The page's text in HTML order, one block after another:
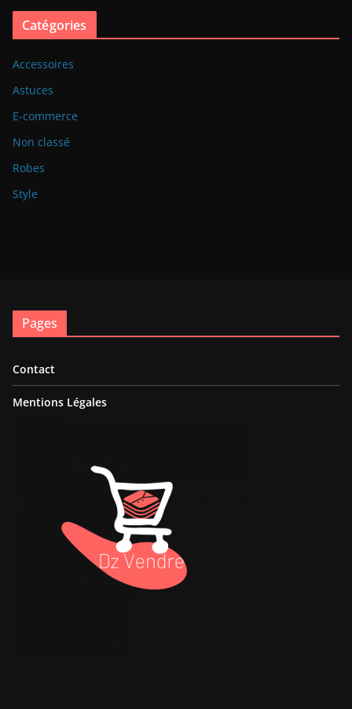
Catégories
Accessoires
Astuces
E-commerce
Non classé
Robes
Style
Pages
Contact
Mentions Légales